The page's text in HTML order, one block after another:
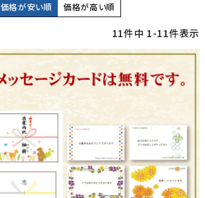
価格が安い順 価格が高い順
11件中 1-11件表示